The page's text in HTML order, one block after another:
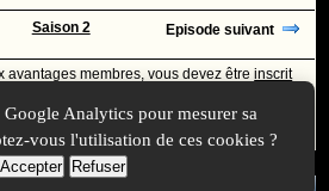
Saison 2 Episode suivant
avantages membres, vous devez êtreinscrit
00:00 -Mise à jour le :26/01/2009 à 16:13
Analytics pour mesurer sa
vous l'utilisation de ces cookies ?
Accepter Refuser